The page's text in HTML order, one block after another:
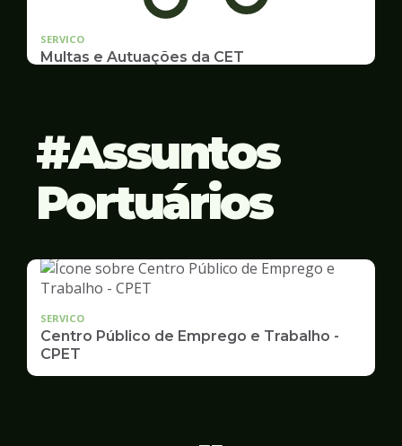
SERVICO
Multas e Autuações da CET
Assuntos
Portuários
SERVICO
Centro Público de Emprego e Trabalho -
CPET